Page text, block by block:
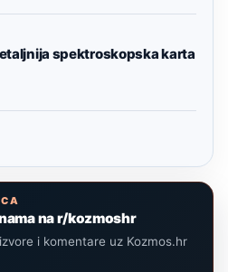
spektroskopska karta
na r/kozmoshr
i komentare uz Kozmos.hr